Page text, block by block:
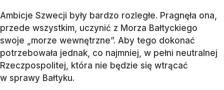
Ambicje Szwecji były bardzo rozległe. Pragnęła ona,
przede wszystkim, uczynić z Morza Bałtyckiego
swoje „morze wewnętrzne”. Aby tego dokonać
potrzebowała jednak, co najmniej, w pełni neutralnej
Rzeczpospolitej, która nie będzie się wtrącać
w sprawy Bałtyku.